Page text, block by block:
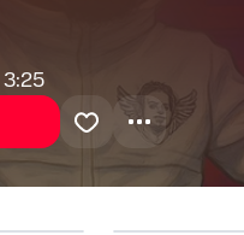
3:25